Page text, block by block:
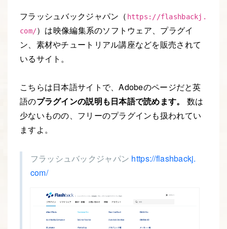
フラッシュバックジャパン（ https://flashbackj.
com/）は映像編集系のソフトウェア、プラグイ
ン、素材やチュートリアル講座などを販売されて
いるサイト。
こちらは日本語サイトで、Adobeのページだと英
語のプラグインの説明も日本語で読めます。
数は
少ないものの、フリーのプラグインも扱われてい
ますよ。
フラッシュバックジャパン https://flashbackj.
com/